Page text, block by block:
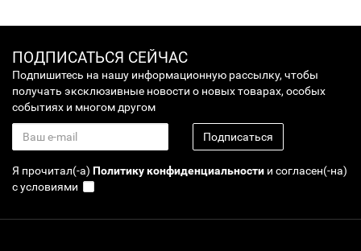
ПОДПИСАТЬСЯ СЕЙЧАС
Подпишитесь на нашу информационную рассылку, чтобы
получать эксклюзивные новости о новых товарах, особых
событиях и многом другом
Подписаться
Я прочитал(-а) Политику конфиденциальности и согласен(-на)
с условиями